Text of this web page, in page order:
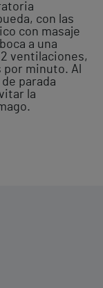
con las
con masaje
a una
ventilaciones,
minuto. Al
parada
la